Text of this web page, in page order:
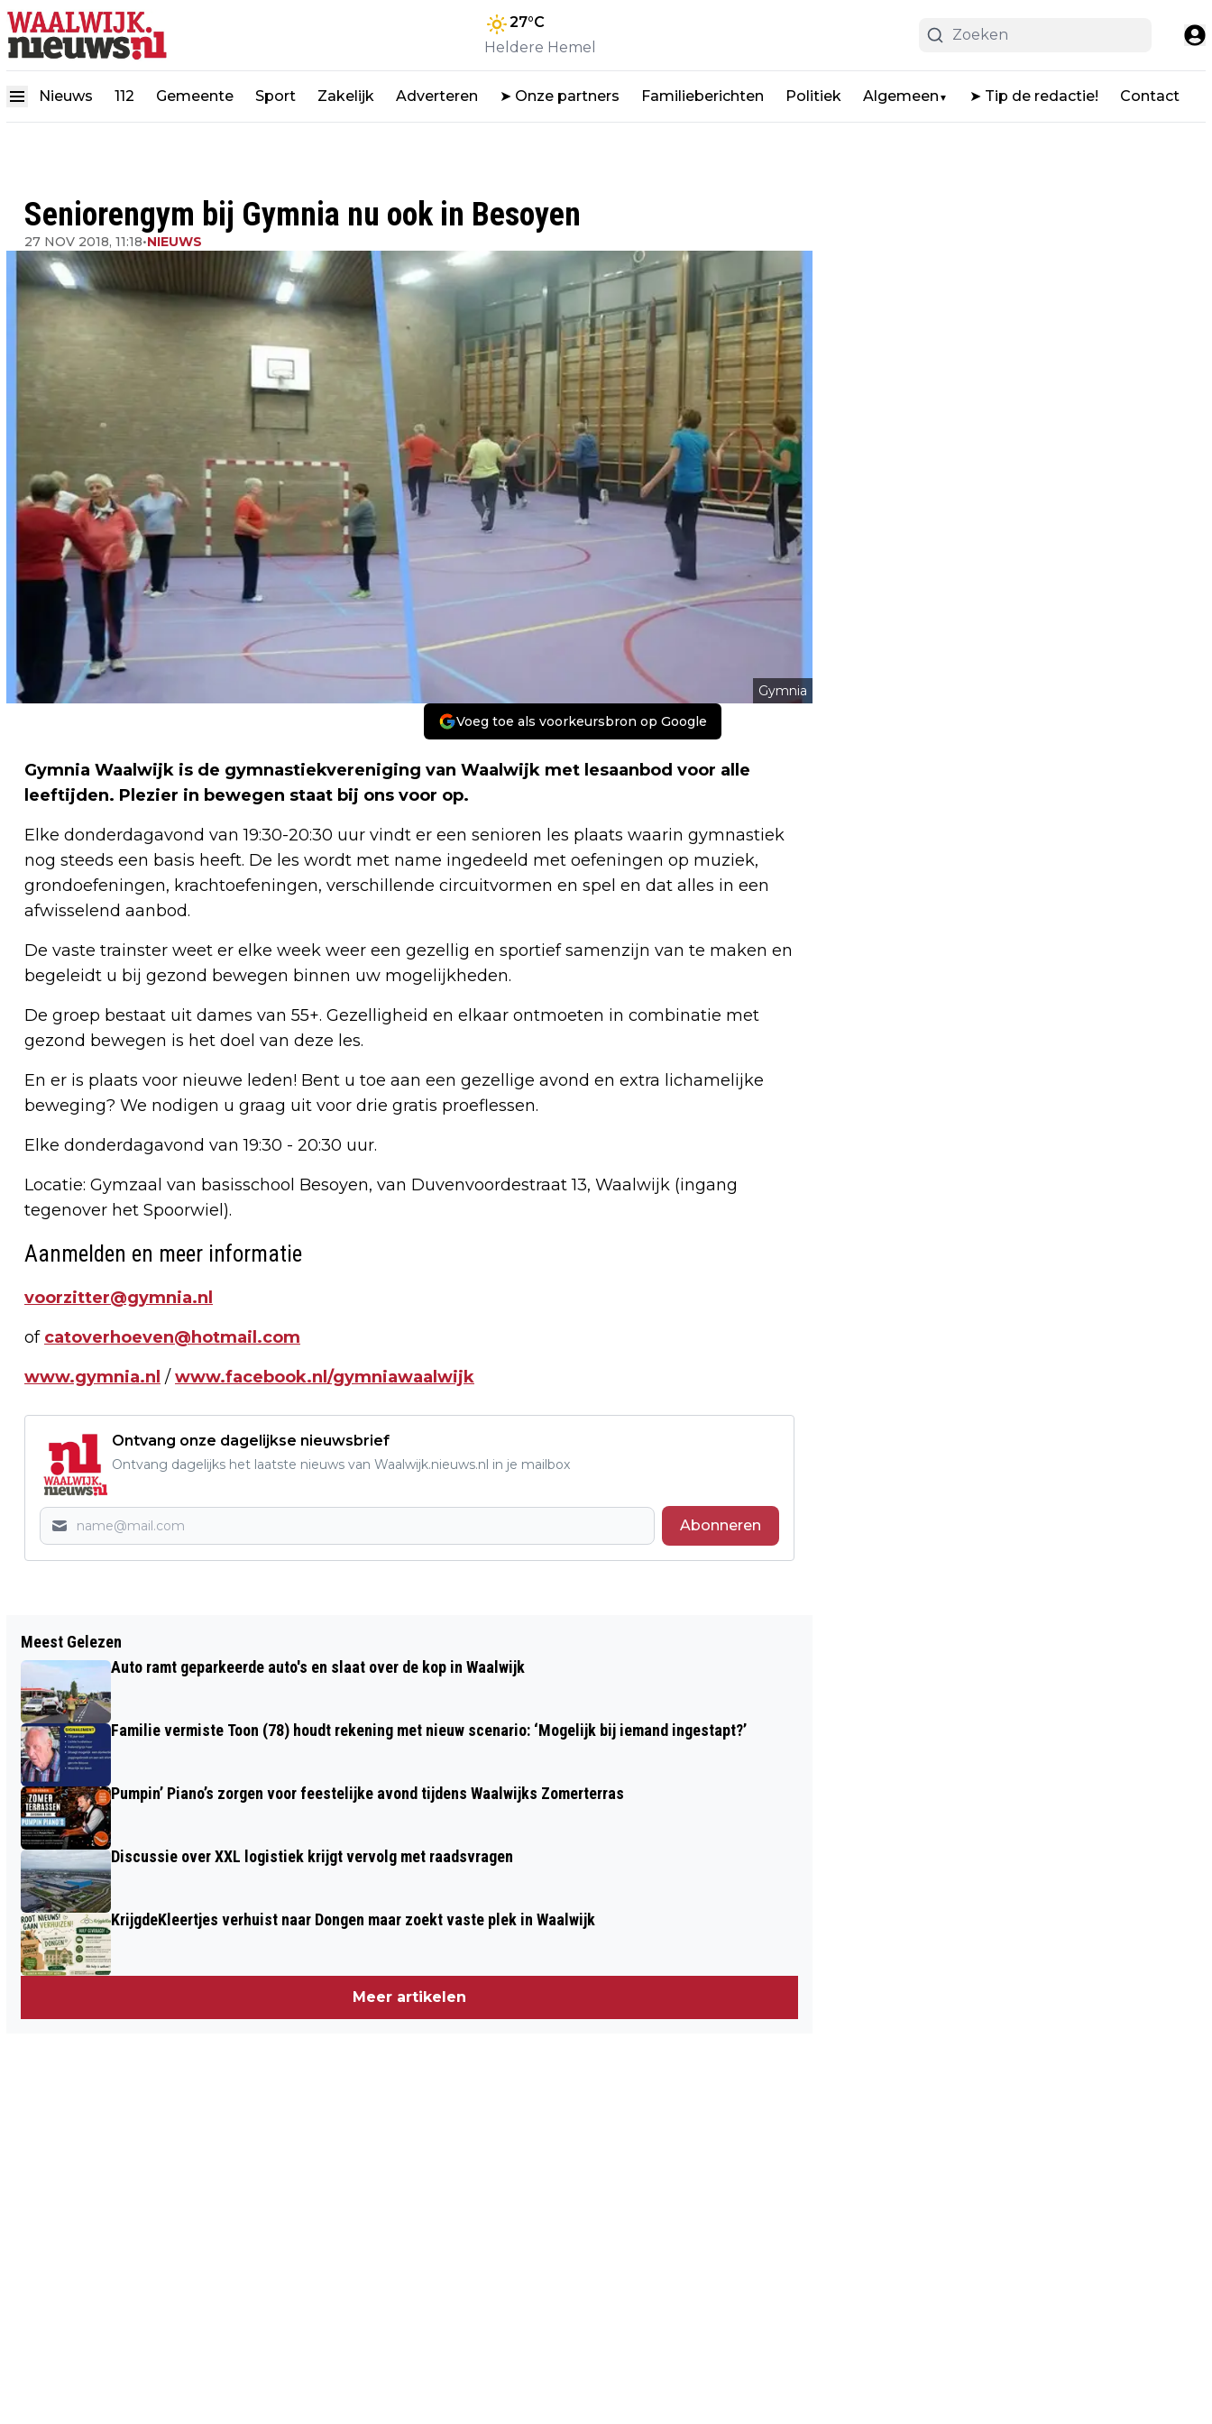
27°C
Heldere Hemel
Nieuws 112 Gemeente Sport Zakelijk Adverteren ➤ Onze partners Familieberichten Politiek Algemeen ▼ ➤ Tip de redactie! Contact
Seniorengym bij Gymnia nu ook in Besoyen
27 NOV 2018, 11:18•NIEUWS
Gymnia
Voeg toe als voorkeursbron op Google
Gymnia Waalwijk is de gymnastiekvereniging van Waalwijk met lesaanbod voor alle
leeftijden. Plezier in bewegen staat bij ons voor op.
Elke donderdagavond van 19:30-20:30 uur vindt er een senioren les plaats waarin gymnastiek
nog steeds een basis heeft. De les wordt met name ingedeeld met oefeningen op muziek,
grondoefeningen, krachtoefeningen, verschillende circuitvormen en spel en dat alles in een
afwisselend aanbod.
De vaste trainster weet er elke week weer een gezellig en sportief samenzijn van te maken en
begeleidt u bij gezond bewegen binnen uw mogelijkheden.
De groep bestaat uit dames van 55+. Gezelligheid en elkaar ontmoeten in combinatie met
gezond bewegen is het doel van deze les.
En er is plaats voor nieuwe leden! Bent u toe aan een gezellige avond en extra lichamelijke
beweging? We nodigen u graag uit voor drie gratis proeflessen.
Elke donderdagavond van 19:30 - 20:30 uur.
Locatie: Gymzaal van basisschool Besoyen, van Duvenvoordestraat 13, Waalwijk (ingang
tegenover het Spoorwiel).
Aanmelden en meer informatie
voorzitter@gymnia.nl
of catoverhoeven@hotmail.com
www.gymnia.nl /www.facebook.nl/gymniawaalwijk
Ontvang onze dagelijkse nieuwsbrief
Ontvang dagelijks het laatste nieuws van Waalwijk.nieuws.nl in je mailbox
Abonneren
WSC MOET HET DOEN MET ÉÉN PUNTJE
Meest Gelezen
Auto ramt geparkeerde auto's en slaat over de kop in Waalwijk
Familie vermiste Toon (78) houdt rekening met nieuw scenario: ‘Mogelijk bij iemand ingestapt?’
Pumpin’ Piano’s zorgen voor feestelijke avond tijdens Waalwijks Zomerterras
Discussie over XXL logistiek krijgt vervolg met raadsvragen
KrijgdeKleertjes verhuist naar Dongen maar zoekt vaste plek in Waalwijk
Meer artikelen